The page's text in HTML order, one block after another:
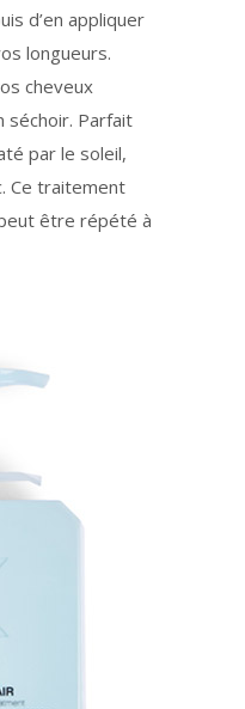
d’en appliquer
longueurs.
cheveux
séchoir. Parfait
par le soleil,
Ce traitement
être répété à